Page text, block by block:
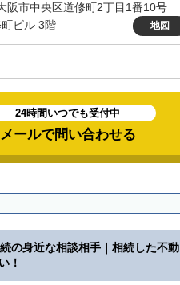
阪市中央区道修町2丁目1番10号
ビル 3階
地図
24時間いつでも受付中
メールで問い合わせる
の身近な相談相手｜相続した不動
！